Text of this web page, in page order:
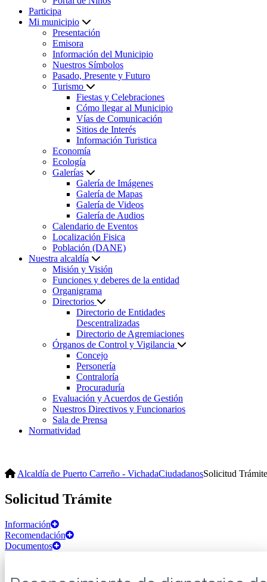
Participa
Mi municipio
Presentación
Emisora
Información del Municipio
Nuestros Símbolos
Pasado, Presente y Futuro
Turismo
Fiestas y Celebraciones
Cómo llegar al Municipio
Vías de Comunicación
Sitios de Interés
Información Turistica
Economía
Ecología
Galerías
Galería de Imágenes
Galería de Mapas
Galería de Videos
Galería de Audios
Calendario de Eventos
Localización Fisica
Población (DANE)
Nuestra alcaldía
Misión y Visión
Funciones y deberes de la entidad
Organigrama
Directorios
Directorio de Entidades
Descentralizadas
Directorio de Agremiaciones
Órganos de Control y Vigilancia
Concejo
Personería
Contraloría
Procuraduría
Evaluación y Acuerdos de Gestión
Nuestros Directivos y Funcionarios
Sala de Prensa
Normatividad
Alcaldía de Puerto Carreño - VichadaCiudadanosSolicitud Trámite
Solicitud Trámite
Información
Recomendación
Documentos